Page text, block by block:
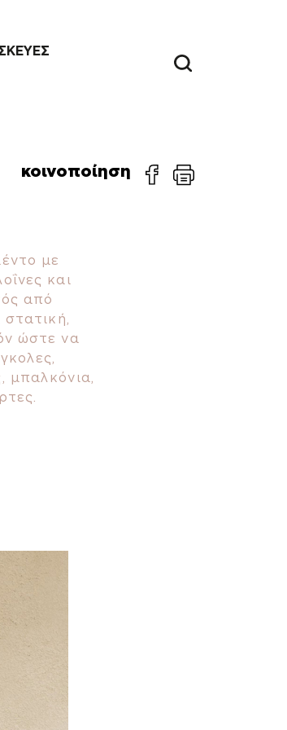
κοινοποίηση
με
και
από
στατική,
ώστε να
μπαλκόνια,